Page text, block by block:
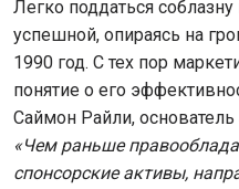
Легко поддаться
успешной, опираясь на
1990 год. С тех пор
понятие о его
Саймон Райли, основатель
«Чем раньше
спонсорские активы,